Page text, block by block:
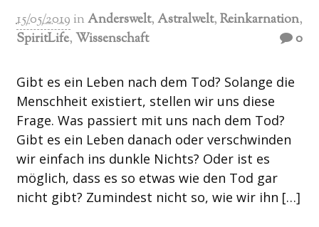
15/05/2019 inAnderswelt,Astralwelt,Reinkarnation,
SpiritLife, Wissenschaft 0
Gibt es ein Leben nach dem Tod? Solange die
Menschheit existiert, stellen wir uns diese
Frage. Was passiert mit uns nach dem Tod?
Gibt es ein Leben danach oder verschwinden
wir einfach ins dunkle Nichts? Oder ist es
möglich, dass es so etwas wie den Tod gar
nicht gibt? Zumindest nicht so, wie wir ihn […]